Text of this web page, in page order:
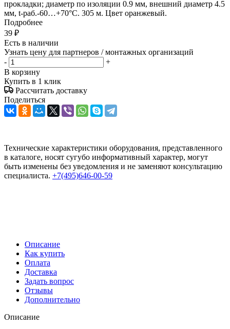
прокладки; диаметр по изоляции 0.9 мм, внешний диаметр 4.5
мм, t-раб.-60…+70°C. 305 м. Цвет оранжевый.
Подробнее
39 ₽
Есть в наличии
Узнать цену для партнеров / монтажных организаций
-
+
В корзину
Купить в 1 клик
Рассчитать доставку
Поделиться
Технические характеристики оборудования, представленного
в каталоге, носят сугубо информативный характер, могут
быть изменены без уведомления и не заменяют консультацию
специалиста. +7(495)646-00-59
Описание
Как купить
Оплата
Доставка
Задать вопрос
Отзывы
Дополнительно
Описание